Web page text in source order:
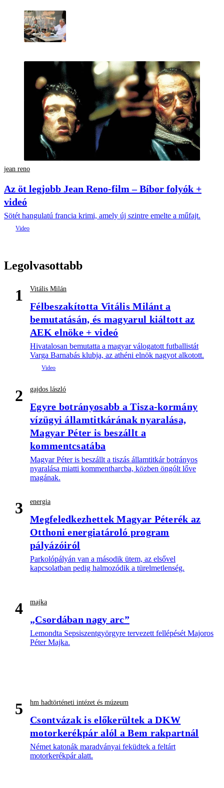
jean reno
Az öt legjobb Jean Reno-film – Bíbor folyók +
videó
Sötét hangulatú francia krimi, amely új szintre emelte a műfajt.
Legolvasottabb
1 Vitális Milán
Félbeszakította Vitális Milánt a
bemutatásán, és magyarul kiáltott az
AEK elnöke + videó
Hivatalosan bemutatta a magyar válogatott futballistát
Varga Barnabás klubja, az athéni elnök nagyot alkotott.
2 gajdos lászló
Egyre botrányosabb a Tisza-kormány
vízügyi államtitkárának nyaralása,
Magyar Péter is beszállt a
kommentcsatába
Magyar Péter is beszállt a tiszás államtitkár botrányos
nyaralása miatti kommentharcba, közben öngólt lőve
magának.
3 energia
Megfeledkezhettek Magyar Péterék az
Otthoni energiatároló program
pályázóiról
Parkolópályán van a második ütem, az elsővel
kapcsolatban pedig halmozódik a türelmetlenség.
4 majka
„Csordában nagy arc”
Lemondta Sepsiszentgyörgyre tervezett fellépését Majoros
Péter Majka.
5 hm hadtörténeti intézet és múzeum
Csontvázak is előkerültek a DKW
motorkerékpár alól a Bem rakpartnál
Német katonák maradványai feküdtek a feltárt
motorkerékpár alatt.